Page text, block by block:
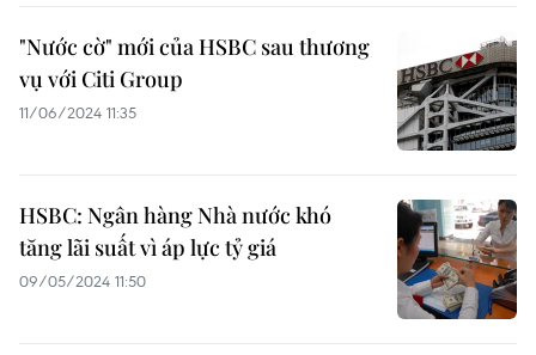
"Nước cờ" mới của HSBC sau thương
vụ với Citi Group
11/06/2024 11:35
HSBC: Ngân hàng Nhà nước khó
tăng lãi suất vì áp lực tỷ giá
09/05/2024 11:50